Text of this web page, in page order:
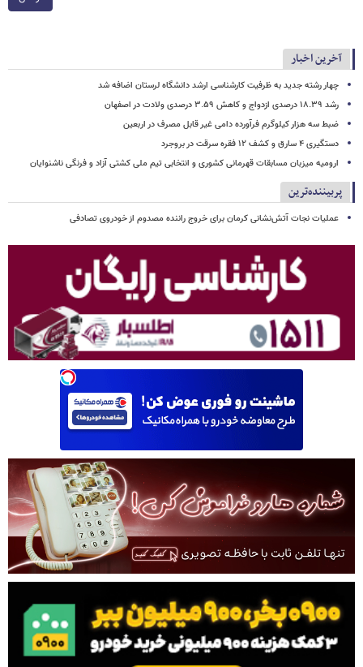
آخرین اخبار
چهار رشته جدید به ظرفیت کارشناسی ارشد دانشگاه لرستان اضافه شد
رشد ۱۸.۳۹ درصدی ازدواج و کاهش ۳.۵۹ درصدی ولادت در اصفهان
ضبط سه هزار کیلوگرم فرآورده دامی غیر قابل مصرف در اربعین
دستگیری ۴ سارق و کشف ۱۲ فقره سرقت در بروجرد
ارومیه میزبان مسابقات قهرمانی کشوری و انتخابی تیم ملی کشتی آزاد و فرنگی ناشنوایان
پربیننده‌ترین
عملیات نجات آتش‌نشانی کرمان برای خروج راننده مصدوم از خودروی تصادفی